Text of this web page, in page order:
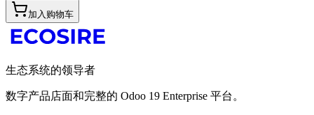
加入购物车
生态系统的领导者
数字产品店面和完整的 Odoo 19 Enterprise 平台。